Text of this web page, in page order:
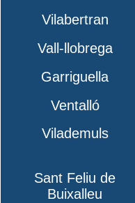
Vilabertran
Vall-llobrega
Garriguella
Ventalló
Vilademuls
Sant Feliu de
Buixalleu